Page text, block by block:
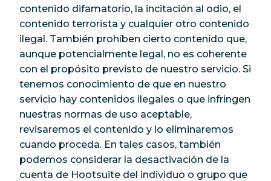
contenido difamatorio, la incitación al odio, el
contenido terrorista y cualquier otro contenido
ilegal. También prohíben cierto contenido que,
aunque potencialmente legal, no es coherente
con el propósito previsto de nuestro servicio. Si
tenemos conocimiento de que en nuestro
servicio hay contenidos ilegales o que infringen
nuestras normas de uso aceptable,
revisaremos el contenido y lo eliminaremos
cuando proceda. En tales casos, también
podemos considerar la desactivación de la
cuenta de Hootsuite del individuo o grupo que